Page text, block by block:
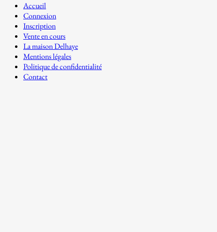
Accueil
Connexion
Inscription
Vente en cours
La maison Delhaye
Mentions légales
Politique de confidentialité
Contact